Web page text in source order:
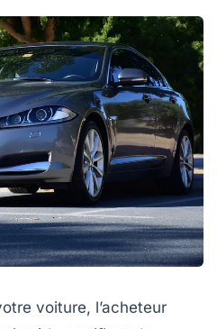
voiture, l’acheteur